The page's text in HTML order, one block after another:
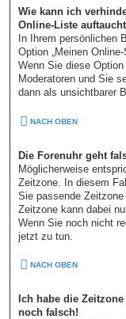
Wie kann ich
Online-Liste
In Ihrem persönlichen
Option „Meinen
Wenn Sie diese
Moderatoren und Sie
dann als unsichtbarer
NACH OBEN
Die Forenuhr geht
Möglicherweise
Zeitzone. In diesem
Sie passende
Zeitzone kann dabei
Wenn Sie noch nicht
jetzt zu tun.
NACH OBEN
Ich habe die
noch falsch!